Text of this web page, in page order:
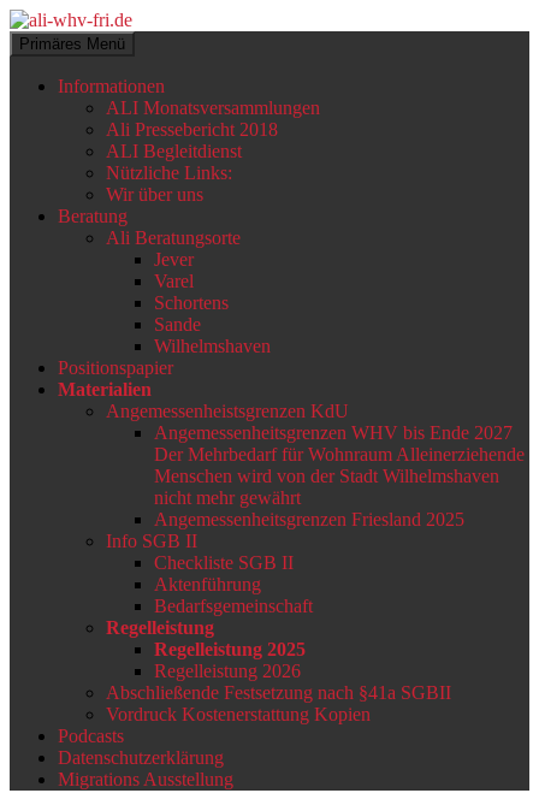
Zum
Inhalt
springen
ali-whv-fri.de
Suchen
Primäres Menü
Informationen
ALI Monatsversammlungen
Ali Pressebericht 2018
ALI Begleitdienst
Nützliche Links:
Wir über uns
Beratung
Ali Beratungsorte
Jever
Varel
Schortens
Sande
Wilhelmshaven
Positionspapier
Materialien
Angemessenheistsgrenzen KdU
Angemessenheitsgrenzen WHV bis Ende 2027
Der Mehrbedarf für Wohnraum Alleinerziehende
Menschen wird von der Stadt Wilhelmshaven
nicht mehr gewährt
Angemessenheitsgrenzen Friesland 2025
Info SGB II
Checkliste SGB II
Aktenführung
Bedarfsgemeinschaft
Regelleistung
Regelleistung 2025
Regelleistung 2026
Abschließende Festsetzung nach §41a SGBII
Vordruck Kostenerstattung Kopien
Podcasts
Datenschutzerklärung
Migrations Ausstellung